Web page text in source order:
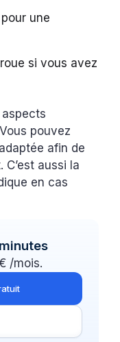
une
si vous avez
pouvez
afin de
aussi la
en cas
/mois.